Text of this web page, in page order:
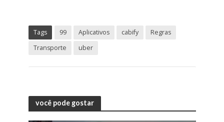
Tags 99 Aplicativos cabify
Regras
Transporte
uber
você pode gostar